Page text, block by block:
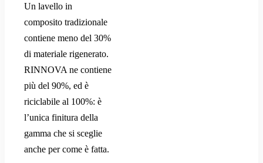
Un lavello in
composito tradizionale
contiene meno del 30%
di materiale rigenerato.
RINNOVA ne contiene
più del 90%, ed è
riciclabile al 100%: è
l’unica finitura della
gamma che si sceglie
anche per come è fatta.